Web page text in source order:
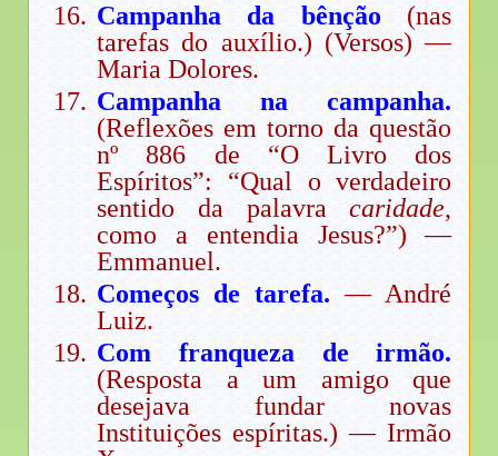
Campanha da bênção (nas
tarefas do auxílio.) (Versos) —
Maria Dolores.
Campanha na campanha.
(Reflexões em torno da questão
nº 886 de “O Livro dos
Espíritos”: “Qual o verdadeiro
sentido da palavracaridade,
como a entendia Jesus?”) —
Emmanuel.
Começos de tarefa. — André
Luiz.
Com franqueza de irmão.
(Resposta a um amigo que
desejava fundar novas
Instituições espíritas.) — Irmão